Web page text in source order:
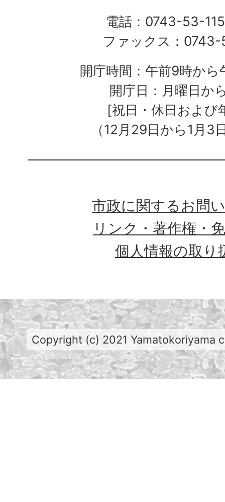
電話：0743-53-
ファックス：
開庁時間：午前9時か
開庁日：月曜日か
[祝日・休日および
（12月29日から1月3
市政に関するお問
リンク・著作権・
個人情報の取り
Copyright (c) 2021 Yamatokoriyama